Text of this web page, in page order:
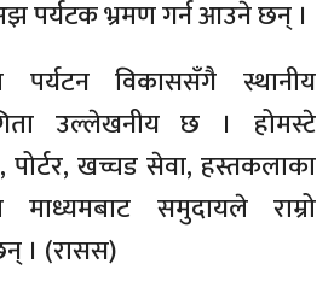
पर्यटक भ्रमण गर्न आउने छन् ।
पर्यटन विकाससँगै स्थानीय
उल्लेखनीय छ । होमस्टे
पोर्टर, खच्चड सेवा, हस्तकलाका
माध्यमबाट समुदायले राम्रो
। (रासस)